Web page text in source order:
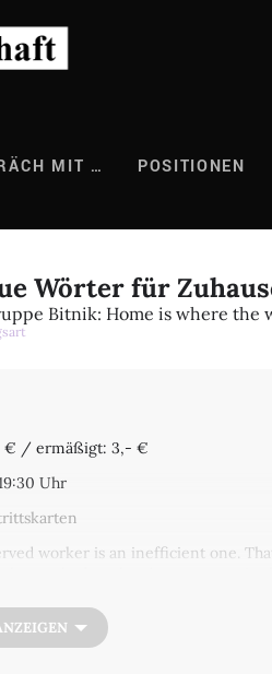
MIT … POSITIONEN
Wörter für
Bitnik: Home is where the
€ / ermäßigt: 3,- €
Uhr
worker is an inefficient one.
our work place? How do we deal
in englischer Sprache. Event in